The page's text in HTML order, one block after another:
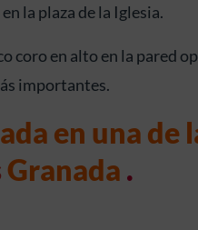
la plaza de la Iglesia.
coro en alto en la pared
importantes.
en una de
Granada .